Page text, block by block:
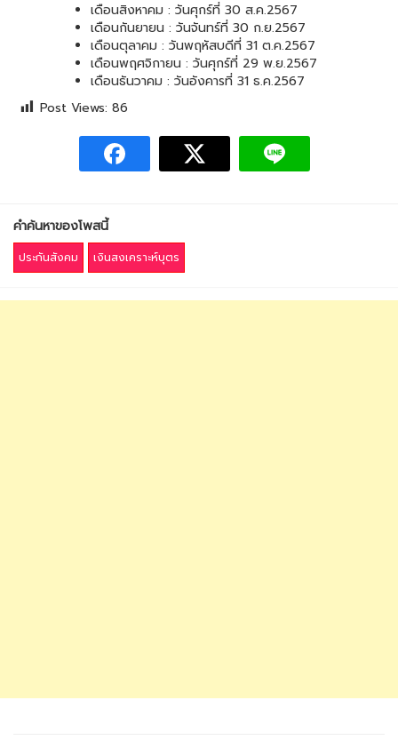
เดือนสิงหาคม : วันศุกร์ที่ 30 ส.ค.2567
เดือนกันยายน : วันจันทร์ที่ 30 ก.ย.2567
เดือนตุลาคม : วันพฤหัสบดีที่ 31 ต.ค.2567
เดือนพฤศจิกายน : วันศุกร์ที่ 29 พ.ย.2567
เดือนธันวาคม : วันอังคารที่ 31 ธ.ค.2567
Post Views: 86
คำค้นหาของโพสนี้
ประกันสังคม เงินสงเคราะห์บุตร